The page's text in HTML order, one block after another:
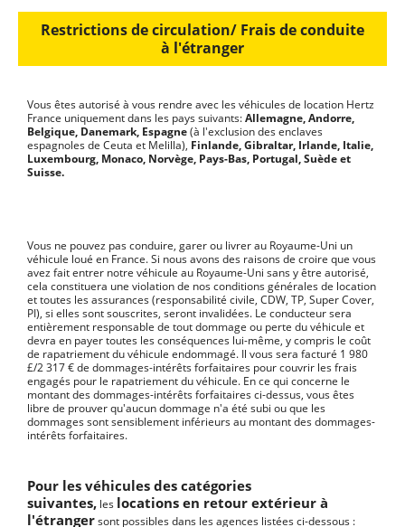
Restrictions de circulation/ Frais de conduite
à l'étranger
Vous êtes autorisé à vous rendre avec les véhicules de location Hertz
France uniquement dans les pays suivants:Allemagne, Andorre,
Belgique, Danemark, Espagne(à l'exclusion des enclaves
espagnoles de Ceuta et Melilla), Finlande, Gibraltar, Irlande, Italie,
Luxembourg, Monaco, Norvège, Pays-Bas, Portugal, Suède et
Suisse.
Vous ne pouvez pas conduire, garer ou livrer au Royaume-Uni un
véhicule loué en France. Si nous avons des raisons de croire que vous
avez fait entrer notre véhicule au Royaume-Uni sans y être autorisé,
cela constituera une violation de nos conditions générales de location
et toutes les assurances (responsabilité civile, CDW, TP, Super Cover,
PI), si elles sont souscrites, seront invalidées. Le conducteur sera
entièrement responsable de tout dommage ou perte du véhicule et
devra en payer toutes les conséquences lui-même, y compris le coût
de rapatriement du véhicule endommagé. Il vous sera facturé 1 980
£/2 317 € de dommages-intérêts forfaitaires pour couvrir les frais
engagés pour le rapatriement du véhicule. En ce qui concerne le
montant des dommages-intérêts forfaitaires ci-dessus, vous êtes
libre de prouver qu'aucun dommage n'a été subi ou que les
dommages sont sensiblement inférieurs au montant des dommages-
intérêts forfaitaires.
Pour les véhicules des catégories
suivantes, les locations en retour extérieur à
l'étrangersont possibles dans les agences listées ci-dessous :